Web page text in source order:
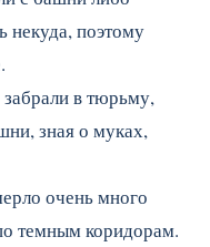
некуда, поэтому
в тюрьму,
зная о муках,
очень много
темным коридорам.